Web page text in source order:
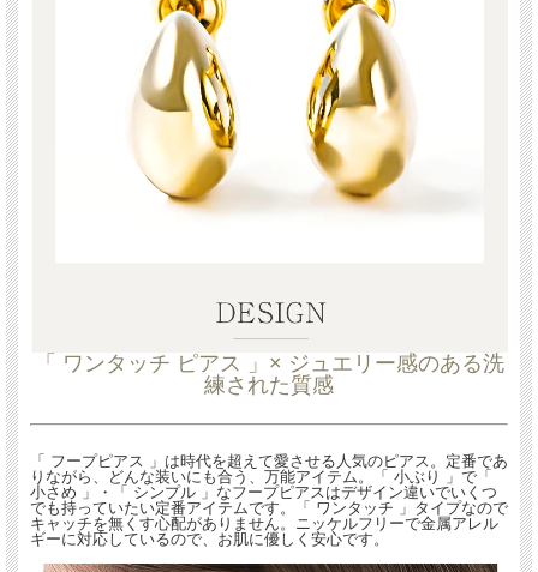
「 ワンタッチ ピアス 」× ジュエリー感のある洗
練された質感
「 フープピアス 」は時代を超えて愛させる人気のピアス。定番であ
りながら、どんな装いにも合う、万能アイテム。「 小ぶり 」で「
小さめ 」・「 シンプル 」なフープピアスはデザイン違いでいくつ
でも持っていたい定番アイテムです。「 ワンタッチ 」タイプなので
キャッチを無くす心配がありません。ニッケルフリーで金属アレル
ギーに対応しているので、お肌に優しく安心です。